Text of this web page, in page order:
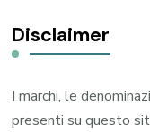
Disclaimer
I marchi, le
presenti su questo